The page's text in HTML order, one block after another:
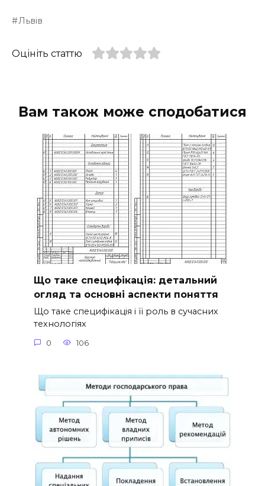
Львів
Оцініть статтю
Вам також може сподобатися
Що таке специфікація: детальний
огляд та основні аспекти поняття
Що таке специфікація і її роль в сучасних
технологіях
0 106